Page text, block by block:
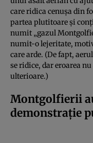
care ridica cenușa din
partea plutitoare și
numit „gazul
numit-o lejeritate,
care arde. (De fapt,
se ridice, dar eroarea
ulterioare.)
Montgolfierii
demonstrație